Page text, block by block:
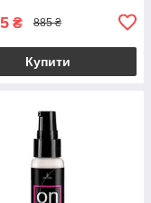
₴ 885 ₴
Купити